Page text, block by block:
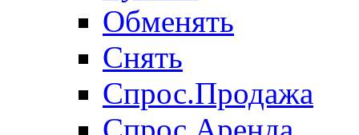
Обменять
Снять
Спрос.Продажа